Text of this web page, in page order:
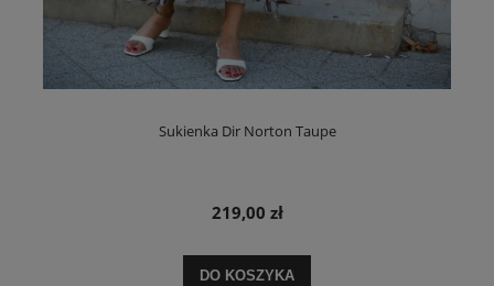
Sukienka Dir Norton Taupe
219,00 zł
DO KOSZYKA